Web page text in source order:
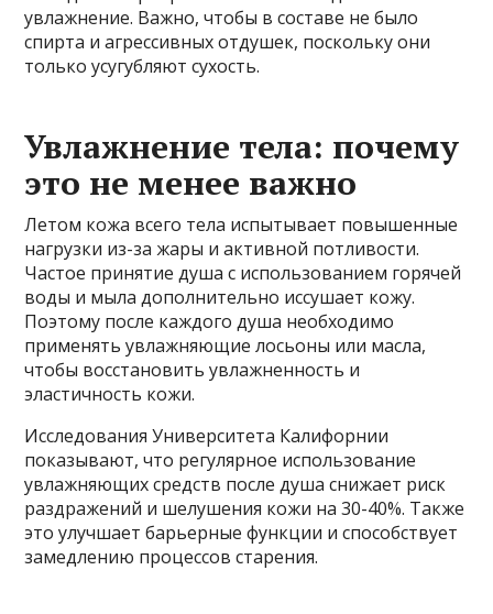
увлажнение. Важно, чтобы в составе не было
спирта и агрессивных отдушек, поскольку они
только усугубляют сухость.
Увлажнение тела: почему
это не менее важно
Летом кожа всего тела испытывает повышенные
нагрузки из-за жары и активной потливости.
Частое принятие душа с использованием горячей
воды и мыла дополнительно иссушает кожу.
Поэтому после каждого душа необходимо
применять увлажняющие лосьоны или масла,
чтобы восстановить увлажненность и
эластичность кожи.
Исследования Университета Калифорнии
показывают, что регулярное использование
увлажняющих средств после душа снижает риск
раздражений и шелушения кожи на 30-40%. Также
это улучшает барьерные функции и способствует
замедлению процессов старения.